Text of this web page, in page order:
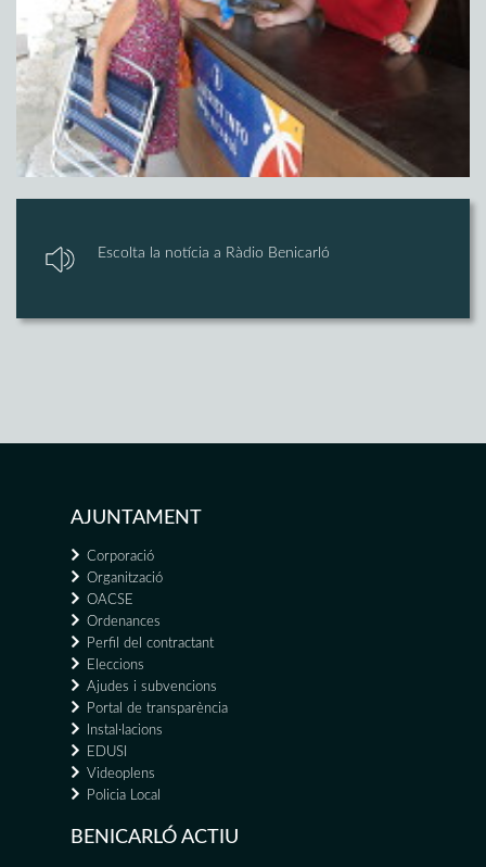
Escolta la notícia a Ràdio Benicarló
AJUNTAMENT
Corporació
Organització
OACSE
Ordenances
Perfil del contractant
Eleccions
Ajudes i subvencions
Portal de transparència
Instal·lacions
EDUSI
Videoplens
Policia Local
BENICARLÓ ACTIU